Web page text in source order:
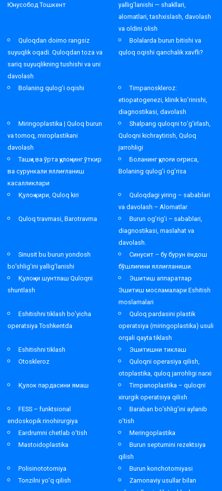
Юнусобод Тошкент
yallig’lanishi — shakllari,
alomatlari, tashxislash, davolash
va oldini olish
Quloqdan doimo rangsiz
suyuqlik oqadi. Quloqdan toza va
sariq suyuqlikning tushishi va uni
davolash
Bolalarda burun bitishi va
quloq oqishi qanchalik xavfli?
Bolaning qulog’i oqishi
Timpanoskleroz:
etiopatogenezi, klinik ko’rinishi,
diagnostikasi, davolash
Miringoplastika | Quloq burun
va tomoq, miroplastikani
davolash
Shalpang quloqni to’g’irlash,
Quloqni kichraytirish, Quloq
jarrohligi
Ташқи ва ўрта қулоқнинг ўткир
ва сурункали яллиғланиш
касалликлари
Боланинг қулоғи оғриса,
Bolaning qulog’i og’risa
Қулоқ кири, Quloq kiri
Quloqdagi yiring – sabablari
va davolash – Alomatlar
Quloq travmasi, Barotravma
Burun og’rig’i – sabablari,
diagnostikasi, maslahat va
davolash.
Sinusit bu burun yondosh
bo’shlig’ini yallig’lanishi
Синусит – бу бурун ёндош
бўшлиғини яллиғланиши.
Қулоқни шунтлаш Quloqni
shuntlash
Эшитиш аппаратлар
Эшитиш мосламалари Eshitish
moslamalari
Eshitishni tiklash bo’yicha
operatsiya Toshkentda
Quloq pardasini plastik
operatsiya (miringoplastika) usuli
orqali qayta tiklash
Eshitishni tiklash
Эшитишни тиклаш
Otoskleroz
Quloqni operasiya qilish,
otoplastika, quloq jarrohligi narxi
Қулок пардасини ямаш
Timpanoplastika – quloqni
xirurgik operatsiya qilish
FESS – funktsional
endoskopik rinohirurgiya
Baraban bo’shlig’ini aylanib
o’tish
Eardrumni chetlab o’tish
Meringoplastika
Mastoidoplastika
Burun septumini rezektsiya
qilish
Polisinototomiya
Burun konchotomiyasi
Tonzilni yo’q qilish
Zamonaviy usullar bilan